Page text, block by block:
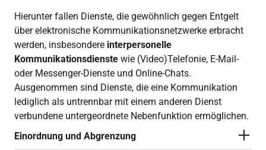
Hierunter fallen Dienste, die gewöhnlich gegen Entgelt
über elektronische Kommunikationsnetzwerke erbracht
werden, insbesondere interpersonelle
Kommunikationsdienste wie (Video)Telefonie, E-Mail-
oder Messenger-Dienste und Online-Chats.
Ausgenommen sind Dienste, die eine Kommunikation
lediglich als untrennbar mit einem anderen Dienst
verbundene untergeordnete Nebenfunktion ermöglichen.
Einordnung und Abgrenzung